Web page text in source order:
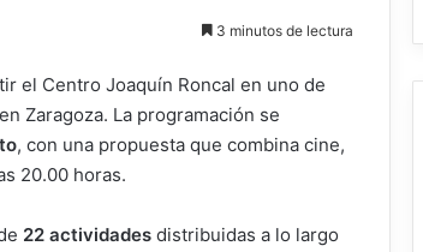
3 minutos de lectura
el Centro Joaquín Roncal en uno de
Zaragoza. La programación se
, con una propuesta que combina cine,
20.00 horas.
22 actividades distribuidas a lo largo